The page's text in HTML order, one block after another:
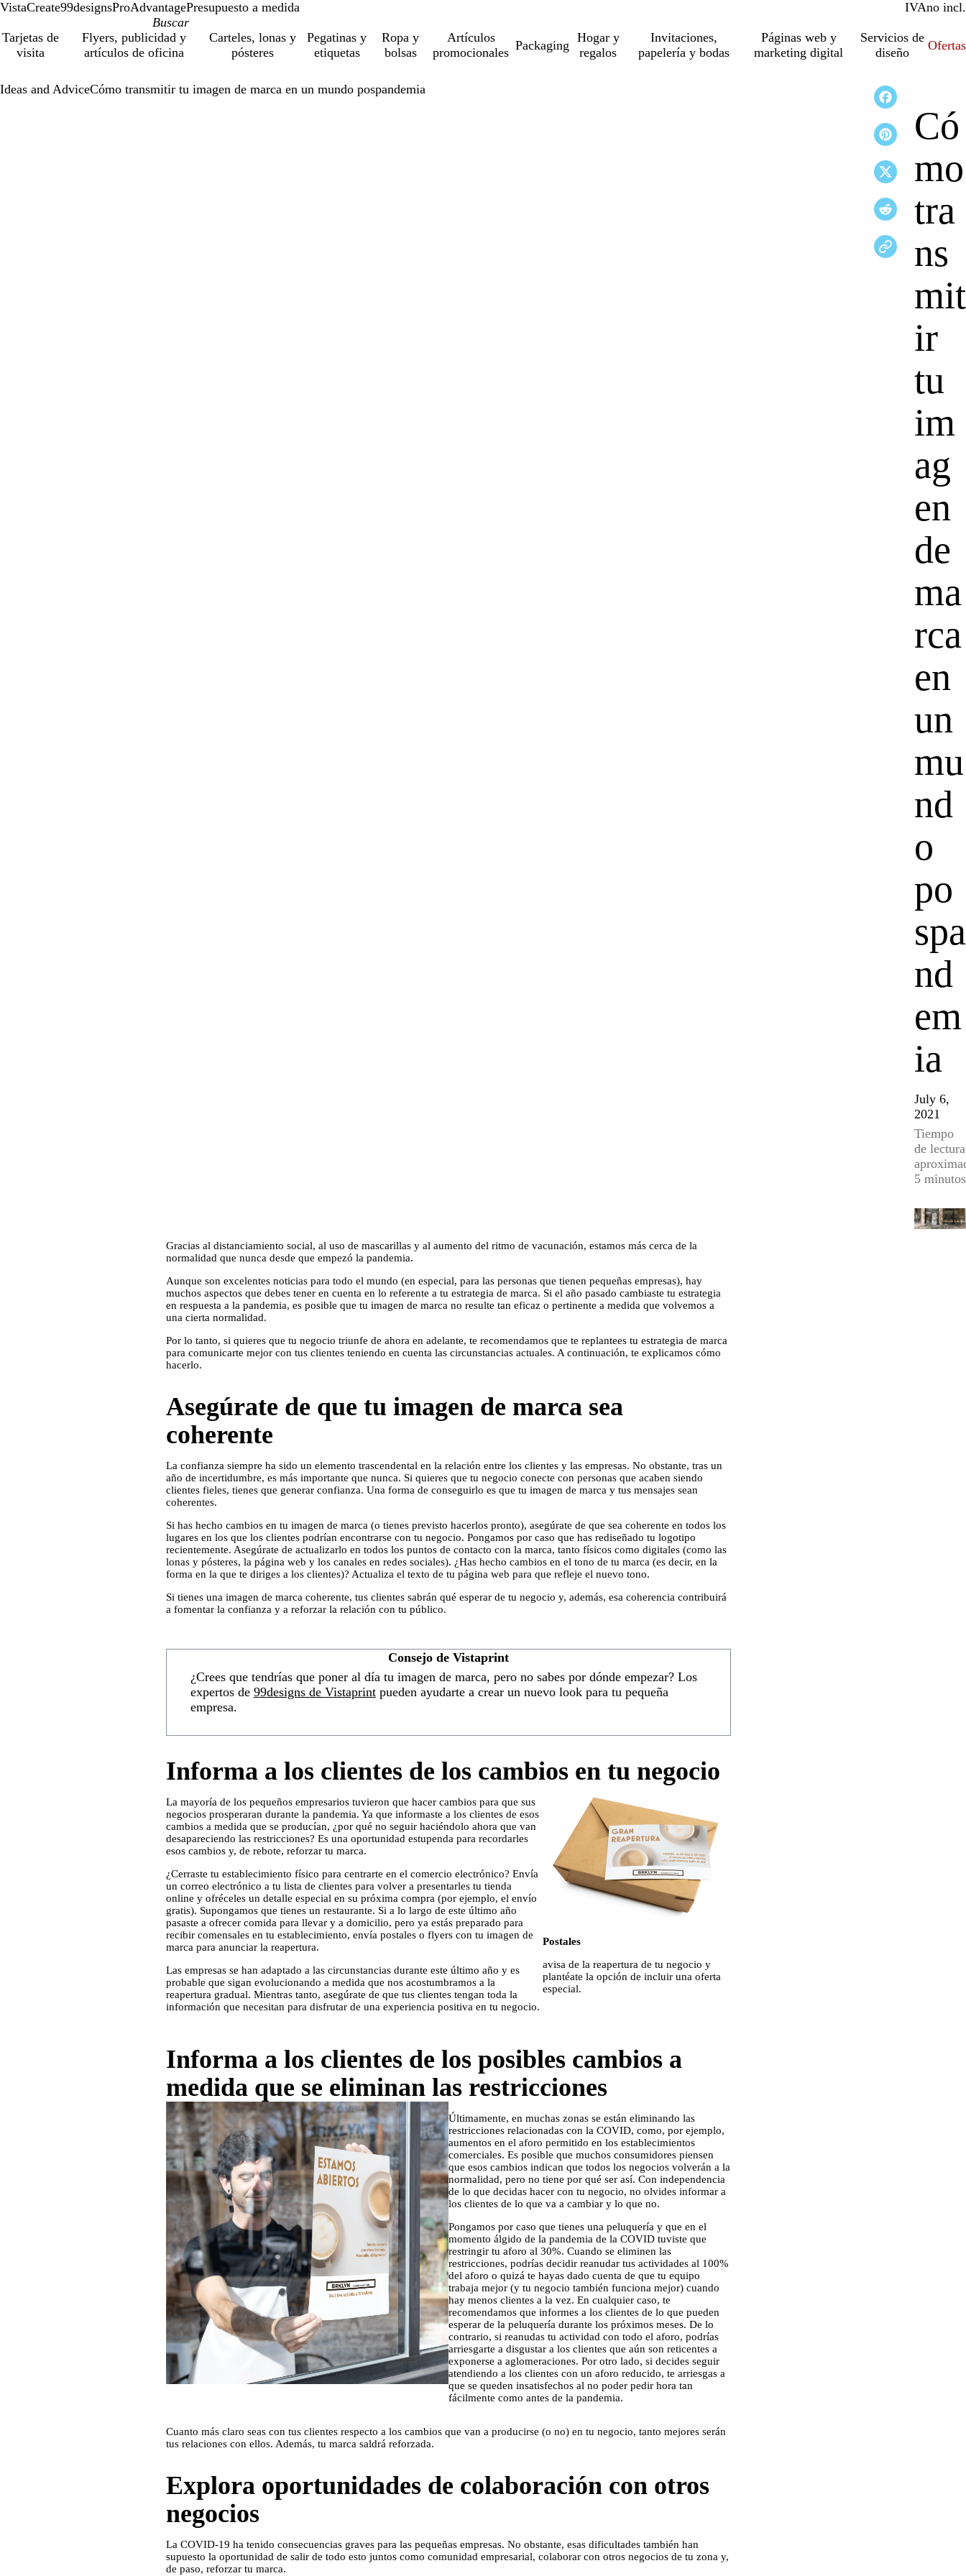
VistaCreate99designsProAdvantagePresupuesto a medida IVAincl.
no incl.
Tarjetas de
visita
Flyers, publicidad y
artículos de oficina
Carteles, lonas y
pósteres
Pegatinas y
etiquetas
Ropa y
bolsas
Artículos
promocionales
Packaging
Hogar y
regalos
Invitaciones,
papelería y bodas
Páginas web y
marketing digital
Servicios de
diseño
Ofertas
Ideas and AdviceCómo transmitir tu imagen de marca en un mundo pospandemia
Có
mo
tra
ns
mit
ir
tu
im
ag
en
de
ma
rca
en
un
mu
nd
o
po
spa
nd
em
ia
July 6,
2021
Tiempo
de lectura
5 minutos
Gracias al distanciamiento social, al uso de mascarillas y al aumento del ritmo de vacunación, estamos más cerca de la
normalidad que nunca desde que empezó la pandemia.
Aunque son excelentes noticias para todo el mundo (en especial, para las personas que tienen pequeñas empresas), hay
muchos aspectos que debes tener en cuenta en lo referente a tu estrategia de marca. Si el año pasado cambiaste tu estrategia
en respuesta a la pandemia, es posible que tu imagen de marca no resulte tan eficaz o pertinente a medida que volvemos a
una cierta normalidad.
Por lo tanto, si quieres que tu negocio triunfe de ahora en adelante, te recomendamos que te replantees tu estrategia de marca
para comunicarte mejor con tus clientes teniendo en cuenta las circunstancias actuales. A continuación, te explicamos cómo
hacerlo.
Asegúrate de que tu imagen de marca sea
coherente
La confianza siempre ha sido un elemento trascendental en la relación entre los clientes y las empresas. No obstante, tras un
año de incertidumbre, es más importante que nunca. Si quieres que tu negocio conecte con personas que acaben siendo
clientes fieles, tienes que generar confianza. Una forma de conseguirlo es que tu imagen de marca y tus mensajes sean
coherentes.
Si has hecho cambios en tu imagen de marca (o tienes previsto hacerlos pronto), asegúrate de que sea coherente en todos los
lugares en los que los clientes podrían encontrarse con tu negocio. Pongamos por caso que has rediseñado tu logotipo
recientemente. Asegúrate de actualizarlo en todos los puntos de contacto con la marca, tanto físicos como digitales (como las
lonas y pósteres, la página web y los canales en redes sociales). ¿Has hecho cambios en el tono de tu marca (es decir, en la
forma en la que te diriges a los clientes)? Actualiza el texto de tu página web para que refleje el nuevo tono.
Si tienes una imagen de marca coherente, tus clientes sabrán qué esperar de tu negocio y, además, esa coherencia contribuirá
a fomentar la confianza y a reforzar la relación con tu público.
Consejo de Vistaprint
¿Crees que tendrías que poner al día tu imagen de marca, pero no sabes por dónde empezar? Los
expertos de 99designs de Vistaprintpueden ayudarte a crear un nuevo look para tu pequeña
empresa.
Informa a los clientes de los cambios en tu negocio
La mayoría de los pequeños empresarios tuvieron que hacer cambios para que sus
negocios prosperaran durante la pandemia. Ya que informaste a los clientes de esos
cambios a medida que se producían, ¿por qué no seguir haciéndolo ahora que van
desapareciendo las restricciones? Es una oportunidad estupenda para recordarles
esos cambios y, de rebote, reforzar tu marca.
¿Cerraste tu establecimiento físico para centrarte en el comercio electrónico? Envía
un correo electrónico a tu lista de clientes para volver a presentarles tu tienda
online y ofréceles un detalle especial en su próxima compra (por ejemplo, el envío
gratis). Supongamos que tienes un restaurante. Si a lo largo de este último año
pasaste a ofrecer comida para llevar y a domicilio, pero ya estás preparado para
recibir comensales en tu establecimiento, envía postales o flyers con tu imagen de
marca para anunciar la reapertura.
Las empresas se han adaptado a las circunstancias durante este último año y es
probable que sigan evolucionando a medida que nos acostumbramos a la
reapertura gradual. Mientras tanto, asegúrate de que tus clientes tengan toda la
información que necesitan para disfrutar de una experiencia positiva en tu negocio.
Postales
avisa de la reapertura de tu negocio y
plantéate la opción de incluir una oferta
especial.
Informa a los clientes de los posibles cambios a
medida que se eliminan las restricciones
Últimamente, en muchas zonas se están eliminando las
restricciones relacionadas con la COVID, como, por ejemplo,
aumentos en el aforo permitido en los establecimientos
comerciales. Es posible que muchos consumidores piensen
que esos cambios indican que todos los negocios volverán a la
normalidad, pero no tiene por qué ser así. Con independencia
de lo que decidas hacer con tu negocio, no olvides informar a
los clientes de lo que va a cambiar y lo que no.
Pongamos por caso que tienes una peluquería y que en el
momento álgido de la pandemia de la COVID tuviste que
restringir tu aforo al 30%. Cuando se eliminen las
restricciones, podrías decidir reanudar tus actividades al 100%
del aforo o quizá te hayas dado cuenta de que tu equipo
trabaja mejor (y tu negocio también funciona mejor) cuando
hay menos clientes a la vez. En cualquier caso, te
recomendamos que informes a los clientes de lo que pueden
esperar de la peluquería durante los próximos meses. De lo
contrario, si reanudas tu actividad con todo el aforo, podrías
arriesgarte a disgustar a los clientes que aún son reticentes a
exponerse a aglomeraciones. Por otro lado, si decides seguir
atendiendo a los clientes con un aforo reducido, te arriesgas a
que se queden insatisfechos al no poder pedir hora tan
fácilmente como antes de la pandemia.
Cuanto más claro seas con tus clientes respecto a los cambios que van a producirse (o no) en tu negocio, tanto mejores serán
tus relaciones con ellos. Además, tu marca saldrá reforzada.
Explora oportunidades de colaboración con otros
negocios
La COVID-19 ha tenido consecuencias graves para las pequeñas empresas. No obstante, esas dificultades también han
supuesto la oportunidad de salir de todo esto juntos como comunidad empresarial, colaborar con otros negocios de tu zona y,
de paso, reforzar tu marca.